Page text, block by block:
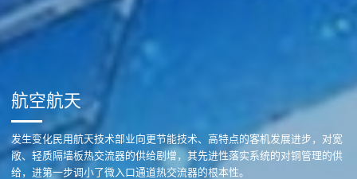
航空航天
发生变化民用航天技术部业向更节能技术、高特点的客机发展进步，对宽
敞、轻质隔墙板热交流器的供给剧增，其先进性落实系统的对铜管理的供
给，进第一步调小了微入口通道热交流器的根本性。